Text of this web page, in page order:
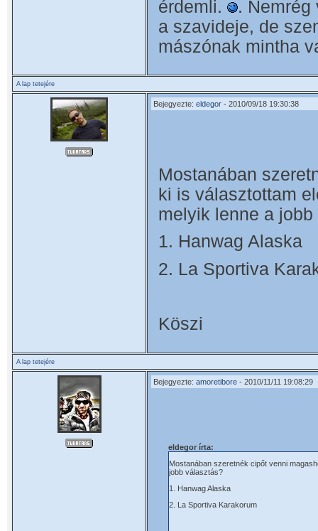
érdemli.
.
a szavideje, de
mászónak mintha
A lap tetejére
Bejegyezte: eldegor - 2010/09/18 19:30:38
Mostanában
ki is választottam
melyik lenne a
1. Hanwag Alaska
2. La Sportiva
Köszi
A lap tetejére
Bejegyezte: amoretibore - 2010/11/11 19:08:29
eldegor írta:
Mostanában szeretnék cipőt venni
jobb választás?
1. Hanwag Alaska
2. La Sportiva Karakorum